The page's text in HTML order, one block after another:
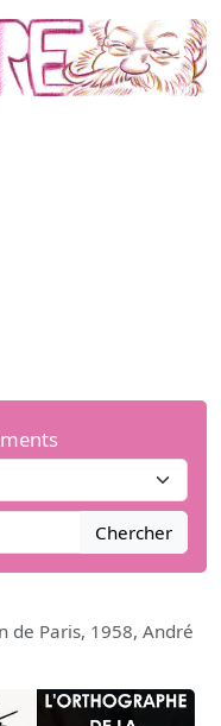
Chercher
de Paris, 1958, André